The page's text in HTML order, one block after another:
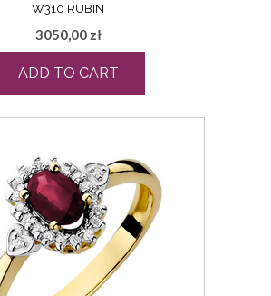
W310 RUBIN
3050,00 zł
ADD TO CART